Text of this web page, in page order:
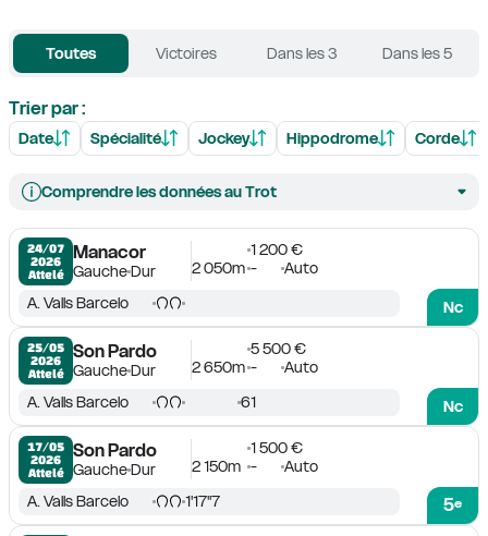
Toutes Victoires Dans les 3 Dans les 5
Trier par :
Date Spécialité Jockey Hippodrome Corde
Comprendre les données au Trot
24/07
2026
Attelé
Manacor
GaucheDur
1 200 €
2 050m -
Auto
Nc
A. Valls Barcelo
25/05
2026
Attelé
Son Pardo
GaucheDur
5 500 €
2 650m -
Auto
Nc
A. Valls Barcelo 61
17/05
2026
Attelé
Son Pardo
GaucheDur
1 500 €
2 150m - Auto
5e
A. Valls Barcelo 1'17''7